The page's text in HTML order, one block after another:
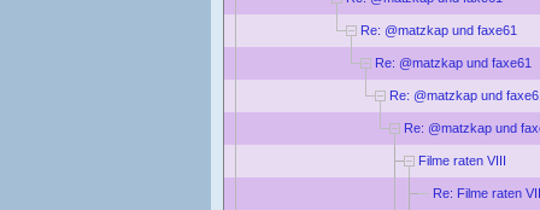
Re: @matzkap und faxe61
Re: @matzkap und faxe61
Re: @matzkap und
Re: @matzkap und
Filme raten VIII
Re: Filme raten